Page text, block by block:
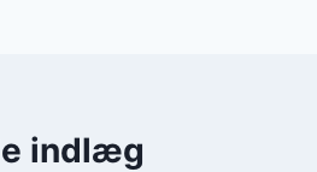
indlæg